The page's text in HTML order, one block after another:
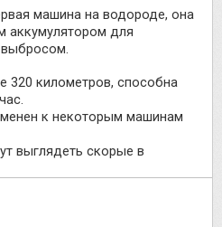
машина на водороде, она
аккумулятором для
320 километров, способна
к некоторым машинам
выглядеть скорые в